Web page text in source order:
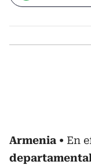
Armenia En